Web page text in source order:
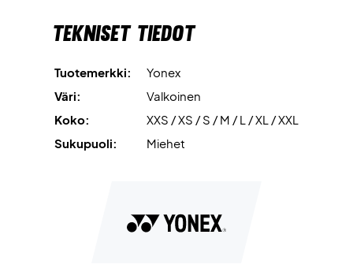
Tekniset tiedot
Tuotemerkki:
Yonex
Väri:
Valkoinen
Koko:
XXS / XS / S / M / L / XL / XXL
Sukupuoli:
Miehet